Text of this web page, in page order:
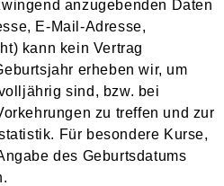
anzugebenden Daten
E-Mail-Adresse,
kann kein Vertrag
erheben wir, um
sind, bzw. bei
zu treffen und zur
Für besondere Kurse,
des Geburtsdatums